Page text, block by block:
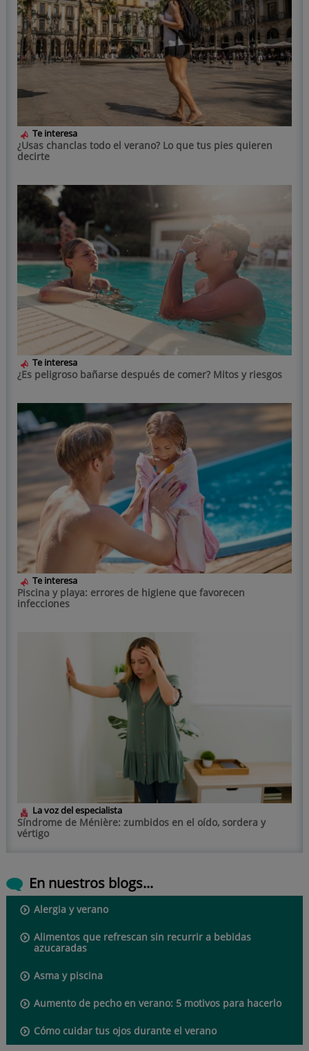
Te interesa
¿Usas chanclas todo el verano? Lo que tus pies quieren
decirte
Te interesa
¿Es peligroso bañarse después de comer? Mitos y riesgos
Te interesa
Piscina y playa: errores de higiene que favorecen
infecciones
La voz del especialista
Síndrome de Ménière: zumbidos en el oído, sordera y
vértigo
En nuestros blogs...
Alergia y verano
Alimentos que refrescan sin recurrir a bebidas
azucaradas
Asma y piscina
Aumento de pecho en verano: 5 motivos para hacerlo
Cómo cuidar tus ojos durante el verano